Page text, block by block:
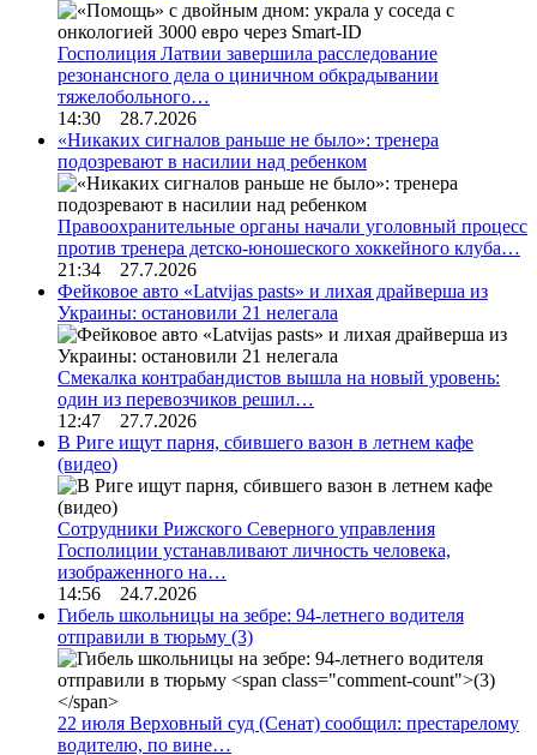
Госполиция Латвии завершила расследование
резонансного дела о циничном обкрадывании
тяжелобольного…
14:30 28.7.2026
«Никаких сигналов раньше не было»: тренера
подозревают в насилии над ребенком
Правоохранительные органы начали уголовный процесс
против тренера детско-юношеского хоккейного клуба…
21:34 27.7.2026
Фейковое авто «Latvijas pasts» и лихая драйверша из
Украины: остановили 21 нелегала
Смекалка контрабандистов вышла на новый уровень:
один из перевозчиков решил…
12:47 27.7.2026
В Риге ищут парня, сбившего вазон в летнем кафе
(видео)
Сотрудники Рижского Северного управления
Госполиции устанавливают личность человека,
изображенного на…
14:56 24.7.2026
Гибель школьницы на зебре: 94-летнего водителя
отправили в тюрьму (3)
22 июля Верховный суд (Сенат) сообщил: престарелому
водителю, по вине…